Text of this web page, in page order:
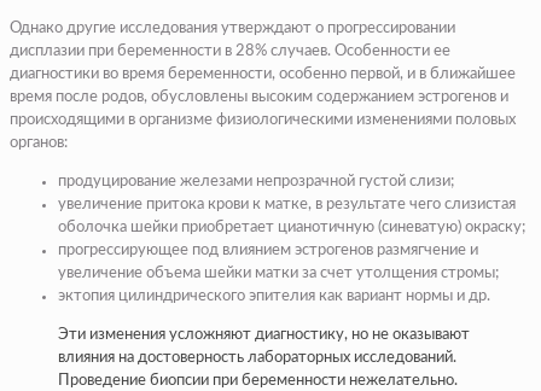
Однако другие исследования утверждают о прогрессировании
дисплазии при беременности в 28% случаев. Особенности ее
диагностики во время беременности, особенно первой, и в ближайшее
время после родов, обусловлены высоким содержанием эстрогенов и
происходящими в организме физиологическими изменениями половых
органов:
продуцирование железами непрозрачной густой слизи;
увеличение притока крови к матке, в результате чего слизистая
оболочка шейки приобретает цианотичную (синеватую) окраску;
прогрессирующее под влиянием эстрогенов размягчение и
увеличение объема шейки матки за счет утолщения стромы;
эктопия цилиндрического эпителия как вариант нормы и др.
Эти изменения усложняют диагностику, но не оказывают
влияния на достоверность лабораторных исследований.
Проведение биопсии при беременности нежелательно.